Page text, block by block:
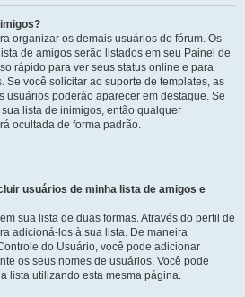
organizar os demais usuários do fórum. Os
de amigos serão listados em seu Painel de
rápido para ver seus status online e para
Se você solicitar ao suporte de templates, as
usuários poderão aparecer em destaque. Se
lista de inimigos, então qualquer
ocultada de forma padrão.
usuários de minha lista de amigos e
sua lista de duas formas. Através do perfil de
adicioná-los à sua lista. De maneira
do Usuário, você pode adicionar
os seus nomes de usuários. Você pode
lista utilizando esta mesma página.